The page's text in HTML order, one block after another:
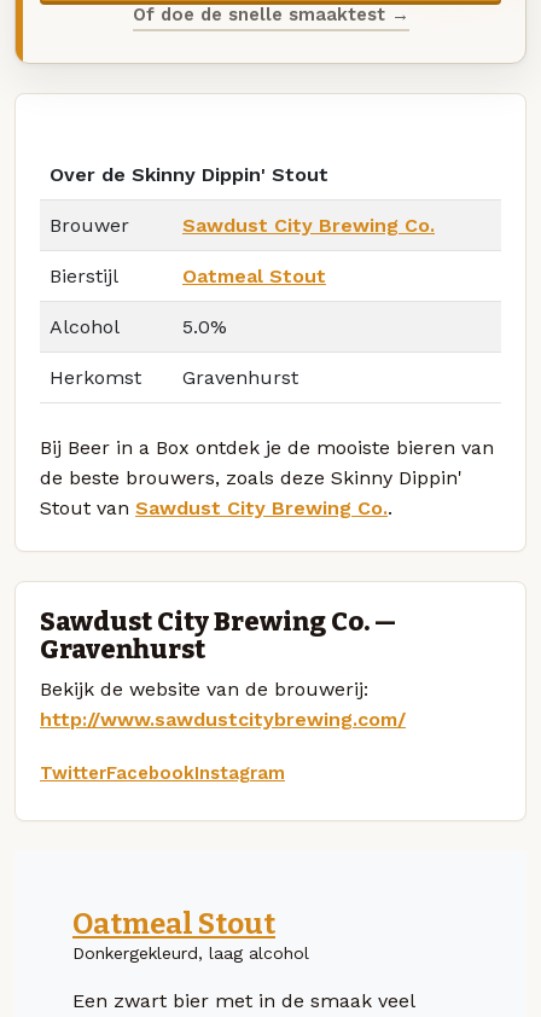
Of doe de snelle smaaktest →
Over de Skinny Dippin' Stout
Brouwer Sawdust City Brewing Co.
Bierstijl Oatmeal Stout
Alcohol 5.0%
Herkomst Gravenhurst
Bij Beer in a Box ontdek je de mooiste bieren van
de beste brouwers, zoals deze Skinny Dippin'
Stout van Sawdust City Brewing Co..
Sawdust City Brewing Co. —
Gravenhurst
Bekijk de website van de brouwerij:
http://www.sawdustcitybrewing.com/
TwitterFacebookInstagram
Oatmeal Stout
Donkergekleurd, laag alcohol
Een zwart bier met in de smaak veel